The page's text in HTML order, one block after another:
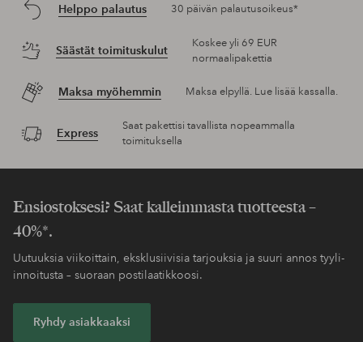
Helppo palautus 30 päivän palautusoikeus*
Säästät toimituskulut
Koskee yli 69 EUR
normaalipakettia
Maksa myöhemmin Maksa elpyllä. Lue lisää kassalla.
Express
Saat pakettisi tavallista nopeammalla
toimituksella
Ensiostoksesi? Saat kalleimmasta tuotteesta –
40%*.
Uutuuksia viikoittain, eksklusiivisia tarjouksia ja suuri annos tyyli-
innoitusta – suoraan postilaatikkoosi.
Ryhdy asiakkaaksi